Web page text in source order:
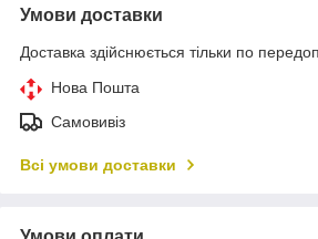
Умови доставки
Доставка здійснюється тільки по
Нова Пошта
Самовивіз
Всі умови доставки